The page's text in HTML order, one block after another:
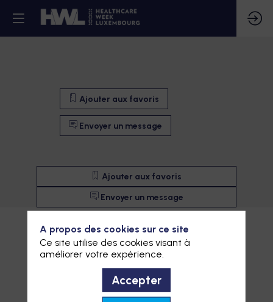
Ajouter aux favoris
Envoyer un message
Ajouter aux favoris
Envoyer un message
A propos des cookies sur ce site
Ce site utilise des cookies visant à
améliorer votre expérience.
Accepter